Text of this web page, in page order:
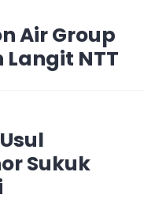
Air Group
NTT
Sukuk